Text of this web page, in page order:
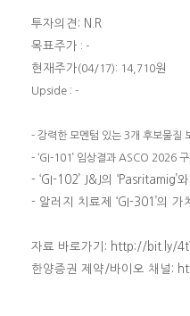
투자의견: N.R
목표주가 : -
현재주가(04/17): 14,710원
Upside : -
- 강력한 모멘텀 있는 3개 후보물질
- ‘GI-101’ 임상결과 ASCO 2026
- ‘GI-102’ J&J의
- 알러지 치료제 ‘GI-301’의 가
자료 바로가기: http://bit.ly/
한양증권 제약/바이오 채널 :